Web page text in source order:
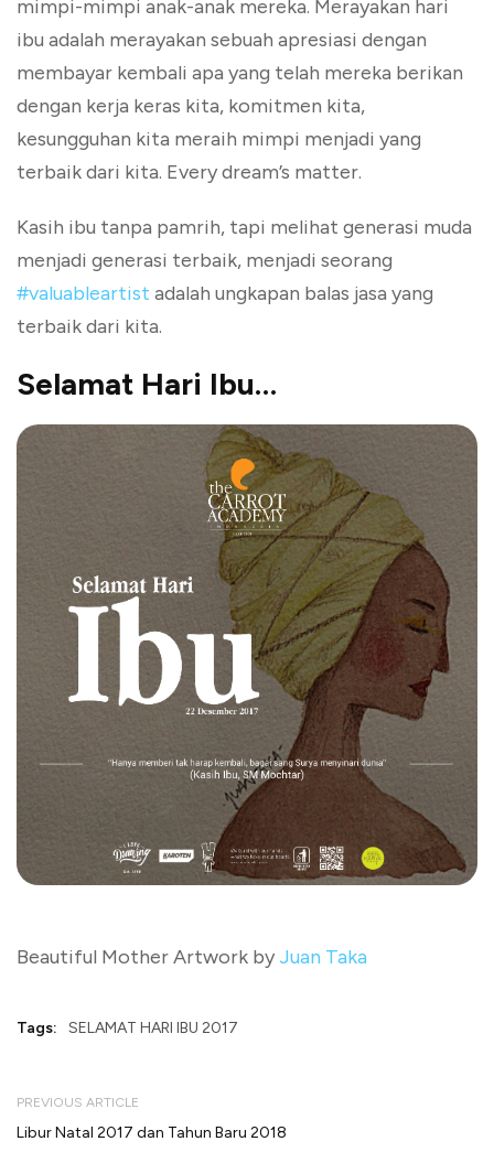
mimpi-mimpi anak-anak mereka. Merayakan hari
ibu adalah merayakan sebuah apresiasi dengan
membayar kembali apa yang telah mereka berikan
dengan kerja keras kita, komitmen kita,
kesungguhan kita meraih mimpi menjadi yang
terbaik dari kita. Every dream’s matter.
Kasih ibu tanpa pamrih, tapi melihat generasi muda
menjadi generasi terbaik, menjadi seorang
#valuableartist adalah ungkapan balas jasa yang
terbaik dari kita.
Selamat Hari Ibu…
Beautiful Mother Artwork by Juan Taka
Tags: SELAMAT HARI IBU 2017
PREVIOUS ARTICLE
Libur Natal 2017 dan Tahun Baru 2018